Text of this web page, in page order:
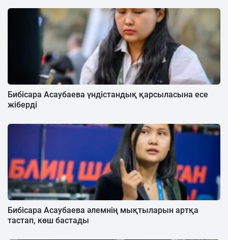
Бибісара Асаубаева үндістандық қарсыласына есе
жіберді
Бибісара Асаубаева әлемнің мықтыларын артқа
тастап, көш бастады